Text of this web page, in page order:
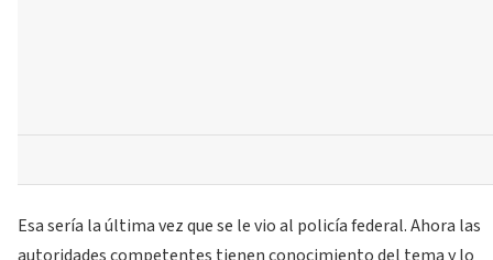
Esa sería la última vez que se le vio al policía federal. Ahora las